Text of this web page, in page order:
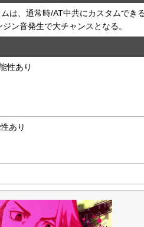
は、通常時/AT中共にカスタムでき
ン音発生で大チャンスとなる。
性あり
あり